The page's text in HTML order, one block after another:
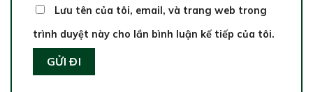
Lưu tên của tôi, email, và trang web trong
trình duyệt này cho lần bình luận kế tiếp của tôi.